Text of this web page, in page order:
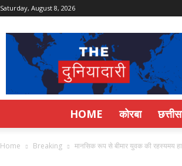
Saturday, August 8, 2026
HOME कोरबा
Home Breaking मानसिक रूप से बीमार युवक की रहस्यमय